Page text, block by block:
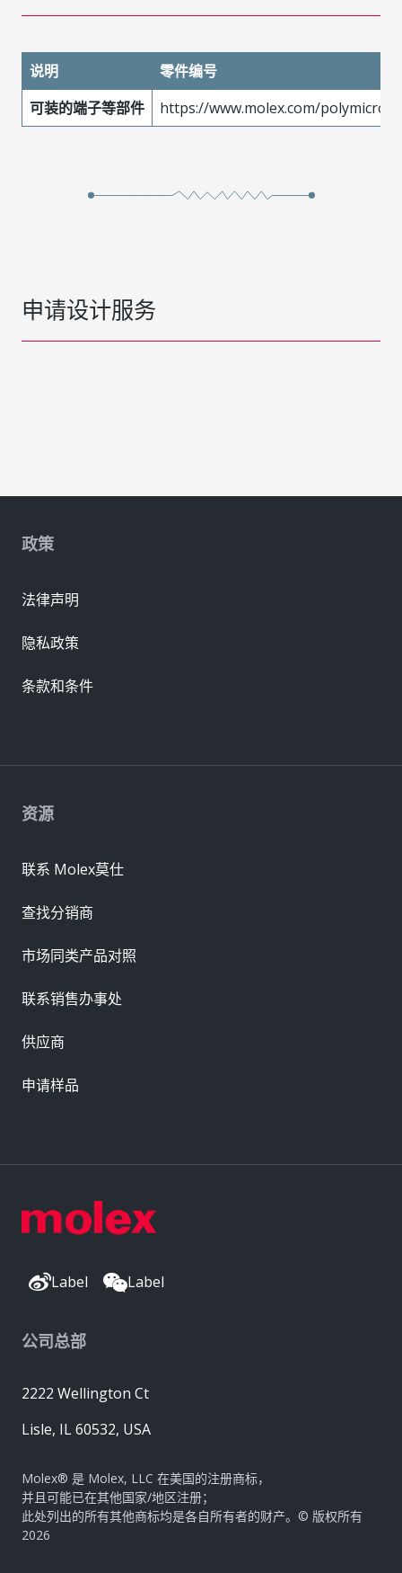
说明
零件编号
可装的端子等部件
https://www.molex.com/polymicro/
申请设计服务
Label Label
公司总部
2222 Wellington Ct
Lisle, IL 60532, USA
Molex® 是 Molex, LLC 在美国的注册商标，
并且可能已在其他国家/地区注册；
此处列出的所有其他商标均是各自所有者的财产。© 版权所有
2026
资源
联系 Molex莫仕
查找分销商
市场同类产品对照
联系销售办事处
供应商
申请样品
政策
法律声明
隐私政策
条款和条件